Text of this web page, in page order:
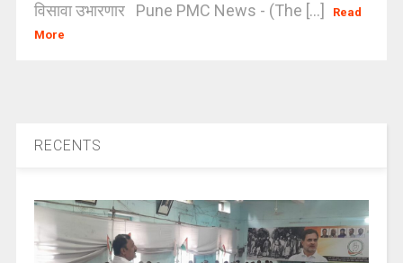
विसावा उभारणार Pune PMC News - (The [...]
Read
More
RECENTS